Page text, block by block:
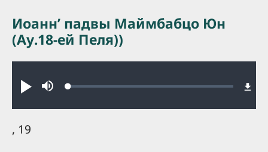
Play MuteLoaded:
Иоаннʼ падвы Маймбабцо Юн
(Ау.18-ей Пеля))
, 19